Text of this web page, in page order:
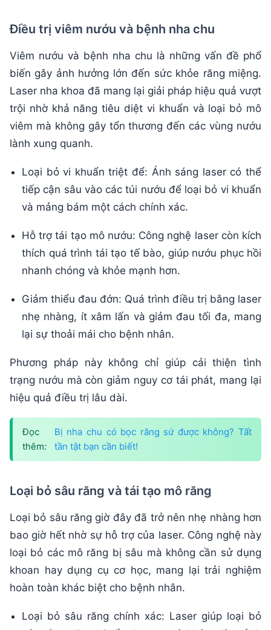
Điều trị viêm nướu và bệnh nha chu
Viêm nướu và bệnh nha chu là những vấn đề phổ
biến gây ảnh hưởng lớn đến sức khỏe răng miệng.
Laser nha khoa đã mang lại giải pháp hiệu quả vượt
trội nhờ khả năng tiêu diệt vi khuẩn và loại bỏ mô
viêm mà không gây tổn thương đến các vùng nướu
lành xung quanh.
Loại bỏ vi khuẩn triệt để: Ánh sáng laser có thể
tiếp cận sâu vào các túi nướu để loại bỏ vi khuẩn
và mảng bám một cách chính xác.
Hỗ trợ tái tạo mô nướu: Công nghệ laser còn kích
thích quá trình tái tạo tế bào, giúp nướu phục hồi
nhanh chóng và khỏe mạnh hơn.
Giảm thiểu đau đớn: Quá trình điều trị bằng laser
nhẹ nhàng, ít xâm lấn và giảm đau tối đa, mang
lại sự thoải mái cho bệnh nhân.
Phương pháp này không chỉ giúp cải thiện tình
trạng nướu mà còn giảm nguy cơ tái phát, mang lại
hiệu quả điều trị lâu dài.
Đọc
thêm:
Bị nha chu có bọc răng sứ được không? Tất
tần tật bạn cần biết!
Loại bỏ sâu răng và tái tạo mô răng
Loại bỏ sâu răng giờ đây đã trở nên nhẹ nhàng hơn
bao giờ hết nhờ sự hỗ trợ của laser. Công nghệ này
loại bỏ các mô răng bị sâu mà không cần sử dụng
khoan hay dụng cụ cơ học, mang lại trải nghiệm
hoàn toàn khác biệt cho bệnh nhân.
Loại bỏ sâu răng chính xác: Laser giúp loại bỏ